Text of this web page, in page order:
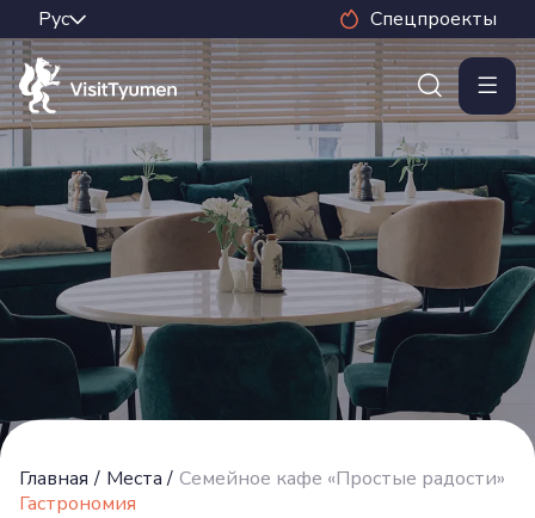
Спецпроекты
Главная / Места / Семейное кафе «Простые радости»
Гастрономия